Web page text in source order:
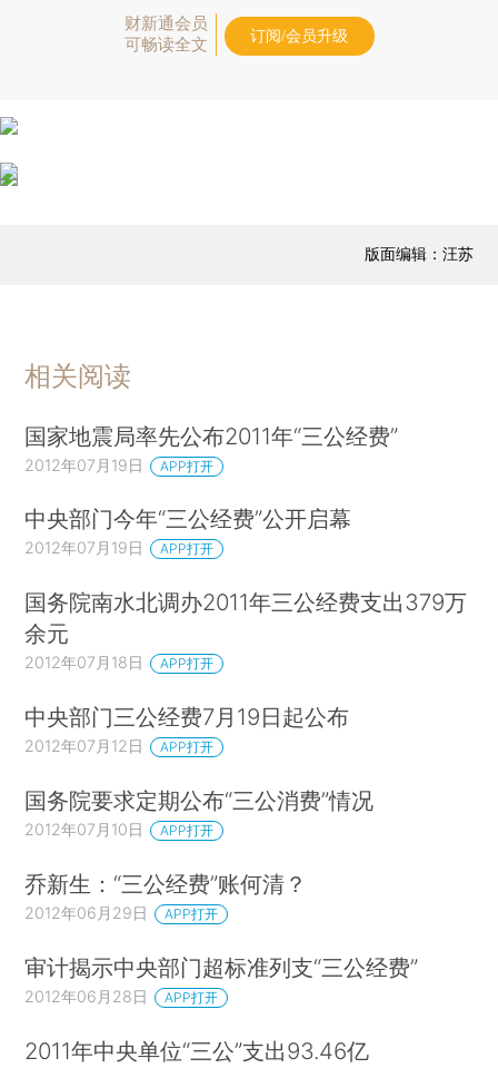
财新通会员
可畅读全文
订阅/会员升级
版面编辑：汪苏
相关阅读
国家地震局率先公布2011年“三公经费”
2012年07月19日 APP打开
中央部门今年“三公经费”公开启幕
2012年07月19日 APP打开
国务院南水北调办2011年三公经费支出379万
余元
2012年07月18日 APP打开
中央部门三公经费7月19日起公布
2012年07月12日 APP打开
国务院要求定期公布“三公消费”情况
2012年07月10日 APP打开
乔新生：“三公经费”账何清？
2012年06月29日 APP打开
审计揭示中央部门超标准列支“三公经费”
2012年06月28日 APP打开
2011年中央单位“三公”支出93.46亿